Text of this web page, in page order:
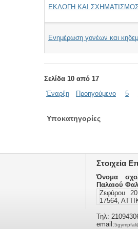
ΕΚΛΟΓΗ ΚΑΙ
Ενημέρωση γονέων και
Σελίδα 10 από 17
Έναρξη
Προηγούμενο 5
Υποκατηγορίες
Στοιχεία
Όνομα
Παλαιού
Ζεφύρου
17564,
Τηλ:
email: